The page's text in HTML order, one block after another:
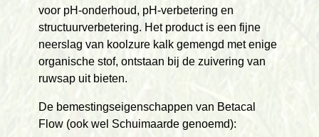
voor pH-onderhoud, pH-verbetering en
structuurverbetering. Het product is een fijne
neerslag van koolzure kalk gemengd met enige
organische stof, ontstaan bij de zuivering van
ruwsap uit bieten.
De bemestingseigenschappen van Betacal
Flow (ook wel Schuimaarde genoemd):